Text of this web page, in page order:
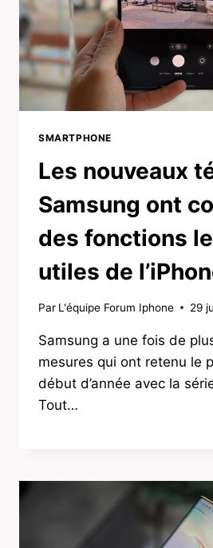
SMARTPHONE
Les nouveaux
Samsung ont
des fonctions
utiles de
Par L'équipe Forum Iphone 29
Samsung a une fois de
mesures qui ont retenu le
début d’année avec la
Tout…